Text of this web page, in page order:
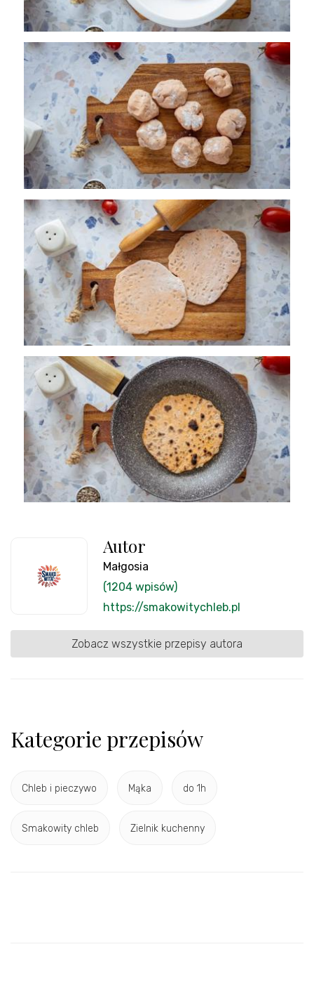
Autor
Małgosia
(1204 wpisów)
https://smakowitychleb.pl
Zobacz wszystkie przepisy autora
Kategorie przepisów
Chleb i pieczywo Mąka do 1h
Smakowity chleb Zielnik kuchenny